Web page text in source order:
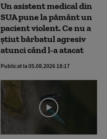
Un asistent medical din
SUA pune la pământ un
pacient violent. Ce nu a
știut bărbatul agresiv
atunci când l-a atacat
Publicat la 05.08.2026 18:17